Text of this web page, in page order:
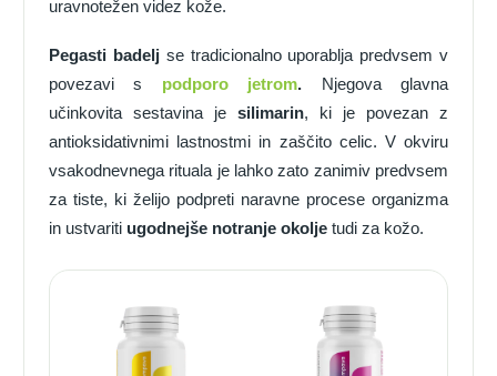
uravnotežen videz kože.
Pegasti badelj se tradicionalno uporablja predvsem v
povezavi s podporo jetrom. Njegova glavna
učinkovita sestavina je silimarin, ki je povezan z
antioksidativnimi lastnostmi in zaščito celic. V okviru
vsakodnevnega rituala je lahko zato zanimiv predvsem
za tiste, ki želijo podpreti naravne procese organizma
in ustvariti ugodnejše notranje okolje tudi za kožo.